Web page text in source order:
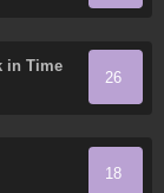
in Time
26
18